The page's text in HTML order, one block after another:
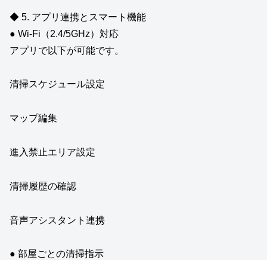
◆ 5. アプリ連携とスマート機能
● Wi‑Fi（2.4/5GHz）対応
アプリで以下が可能です。
清掃スケジュール設定
マップ編集
進入禁止エリア設定
清掃履歴の確認
音声アシスタント連携
● 部屋ごとの清掃指示